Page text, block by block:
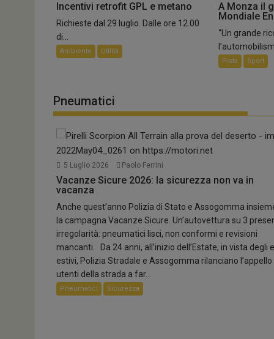
5 Agosto 2026 Paolo Ferrini 0
Lunga vita alla Miura!
Lamborghini Revuelto Miura 60° Homage: una serie
Supercar
Incentivi retrofit GPL e metano
Richieste dal 29 luglio. Dalle ore 12.00
di...
Ambiente Utilità
A Monza il
Mondiale
“Un grande
Pista Sport
Pneumatici
5 Luglio 2026 Paolo Ferrini
Vacanze Sicure 2026: la sicurezza non va in
vacanza
Anche quest’anno Polizia di Stato e Assogomma
la campagna Vacanze Sicure. Un’autovettura su 3
irregolarità: pneumatici lisci, non conformi e revisioni
mancanti. Da 24 anni, all’inizio dell’Estate, in vista degli
estivi, Polizia Stradale e Assogomma rilanciano l’appello
utenti della strada a far...
Pneumatici Sicurezza